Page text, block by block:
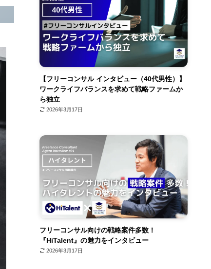
【フリーコンサル インタビュー（40代男性）】
ワークライフバランスを求めて戦略ファームか
ら独立
2026年3月17日
フリーコンサル向けの戦略案件多数！
『HiTalent』の魅力をインタビュー
2026年3月17日